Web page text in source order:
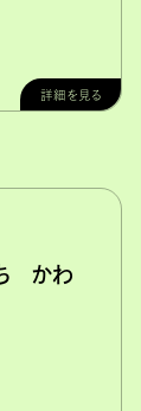
詳細を見る
かわ